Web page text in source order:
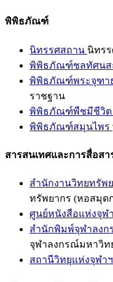
พิพิธภัณฑ์
นิทรรศสถาน นิทร
พิพิธภัณฑ์ชลทัศนส
พิพิธภัณฑ์พระจุฑา
ราชฐาน
พิพิธภัณฑ์พืชมีชีวิต
พิพิธภัณฑ์สมุนไพร
สารสนเทศและการสื่อสา
สำนักงานวิทยทรัพ
ทรัพยากร (หอสมุด
ศูนย์หนังสือแห่งจุฬ
สำนักพิมพ์จุฬาลง
จุฬาลงกรณ์มหาวิท
สถานีวิทยุแห่งจุฬาฯ